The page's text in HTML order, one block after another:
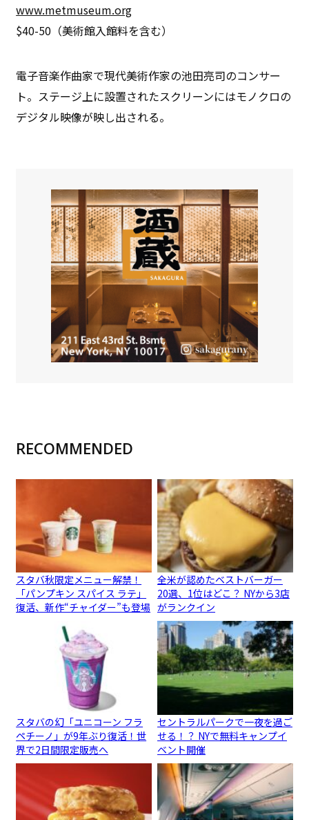
www.metmuseum.org
$40-50（美術館入館料を含む）
電子音楽作曲家で現代美術作家の池田亮司のコンサー
ト。ステージ上に設置されたスクリーンにはモノクロの
デジタル映像が映し出される。
RECOMMENDED
スタバ秋限定メニュー解禁！
「パンプキン スパイス ラテ」
復活、新作“チャイダー”も登場
全米が認めたベストバーガー
20選、1位はどこ？ NYから3店
がランクイン
スタバの幻「ユニコーン フラ
ペチーノ」が9年ぶり復活！世
界で2日間限定販売へ
セントラルパークで一夜を過ご
せる！？ NYで無料キャンプイ
ベント開催